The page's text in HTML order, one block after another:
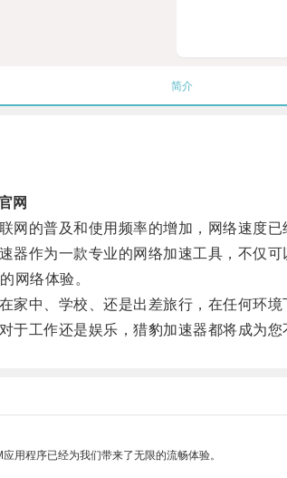
简介
网
的普及和使用频率的增加，网络速度已
作为一款专业的网络加速工具，不仅可
网络体验。
中、学校、还是出差旅行，在任何环境
工作还是娱乐，猎豹加速器都将成为您
用程序已经为我们带来了无限的流畅体验。